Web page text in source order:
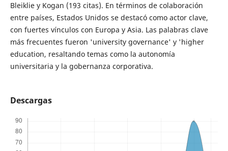
Bleiklie y Kogan (193 citas). En términos de colaboración
entre países, Estados Unidos se destacó como actor clave,
con fuertes vínculos con Europa y Asia. Las palabras clave
más frecuentes fueron 'university governance' y 'higher
education, resaltando temas como la autonomía
universitaria y la gobernanza corporativa.
Descargas